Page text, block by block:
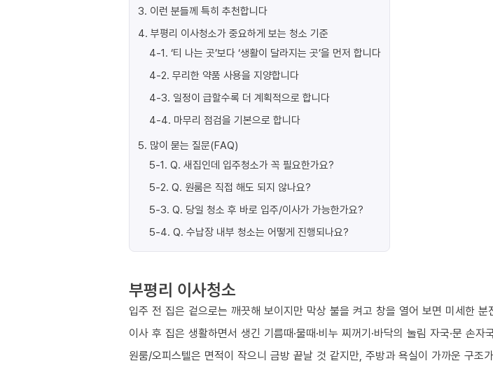
3. 이런 분들께 특히 추천합니다
4. 부평리 이사청소가 중요하게 보는 청소 기준
4-1. ‘티 나는 곳’보다 ‘생활이 달라지는 곳’을 먼저 합니다
4-2. 무리한 약품 사용을 지양합니다
4-3. 일정이 급할수록 더 계획적으로 합니다
4-4. 마무리 점검을 기본으로 합니다
5. 많이 묻는 질문(FAQ)
5-1. Q. 새집인데 입주청소가 꼭 필요한가요?
5-2. Q. 원룸은 직접 해도 되지 않나요?
5-3. Q. 당일 청소 후 바로 입주/이사가 가능한가요?
5-4. Q. 수납장 내부 청소는 어떻게 진행되나요?
부평리 이사청소
입주 전 집은 겉으로는 깨끗해 보이지만 막상 불을 켜고 창을 열어 보면 미세한
이사 후 집은 생활하면서 생긴 기름때·물때·비누 찌꺼기·바닥의 눌림 자국·문 손자
원룸/오피스텔은 면적이 작으니 금방 끝날 것 같지만, 주방과 욕실이 가까운 구